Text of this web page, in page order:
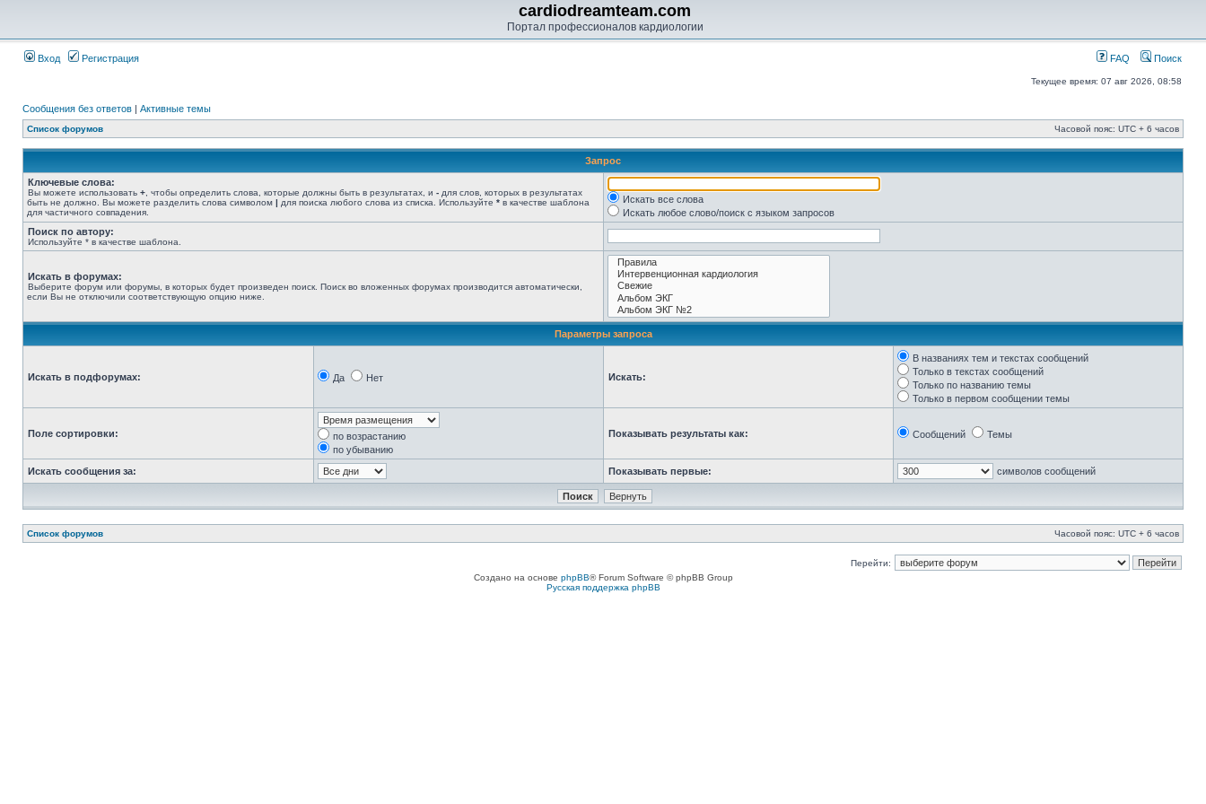
cardiodreamteam.com
Портал профессионалов кардиологии
Вход Регистрация FAQ Поиск
Текущее время: 07 авг 2026, 08:58
Сообщения без ответов | Активные темы
Список форумов Часовой пояс: UTC + 6 часов
Запрос
Ключевые слова:
Вы можете использовать + , чтобы определить слова, которые должны быть в результатах, и - для слов, которых в результатах
быть не должно. Вы можете разделить слова символом | для поиска любого слова из списка. Используйте * в качестве шаблона
для частичного совпадения.
Искать все слова
Искать любое слово/поиск с языком запросов
Поиск по автору:
Используйте * в качестве шаблона.
Искать в форумах:
Выберите форум или форумы, в которых будет произведен поиск. Поиск во вложенных форумах производится автоматически,
если Вы не отключили соответствующую опцию ниже.
Параметры запроса
Искать в подфорумах: Да Нет Искать:
В названиях тем и текстах сообщений
Только в текстах сообщений
Только по названию темы
Только в первом сообщении темы
Поле сортировки:
по возрастанию
по убыванию
Показывать результаты как: Сообщений Темы
Искать сообщения за: Показывать первые: символов сообщений
Список форумов Часовой пояс: UTC + 6 часов
Перейти:
Создано на основе phpBB® Forum Software © phpBB Group
Русская поддержка phpBB